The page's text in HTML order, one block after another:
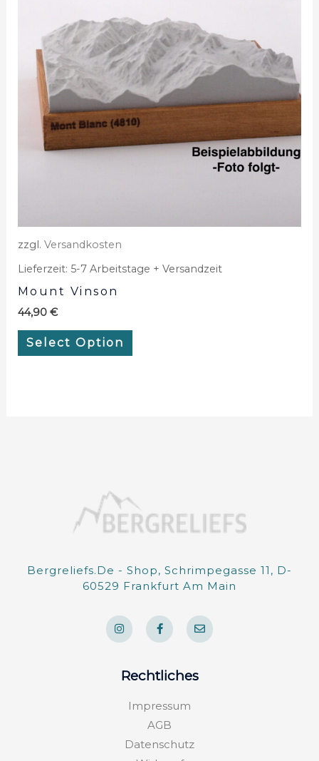
zzgl. Versandkosten
Lieferzeit: 5-7 Arbeitstage + Versandzeit
Mount Vinson
44,90 €
Select Option
Bergreliefs.de - Shop, Schrimpegasse 11, D-
60529 Frankfurt Am Main
I
n
s
t
r
F
a
c
e
o
o
f
E
n
v
e
Rechtliches
Impressum
AGB
Datenschutz